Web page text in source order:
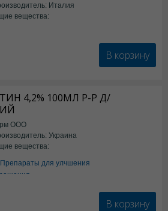
Италия
вещества:
В корзину
4,2% 100МЛ Р-Р Д/
ООО
Украина
вещества:
Препараты для улчшения
В корзину